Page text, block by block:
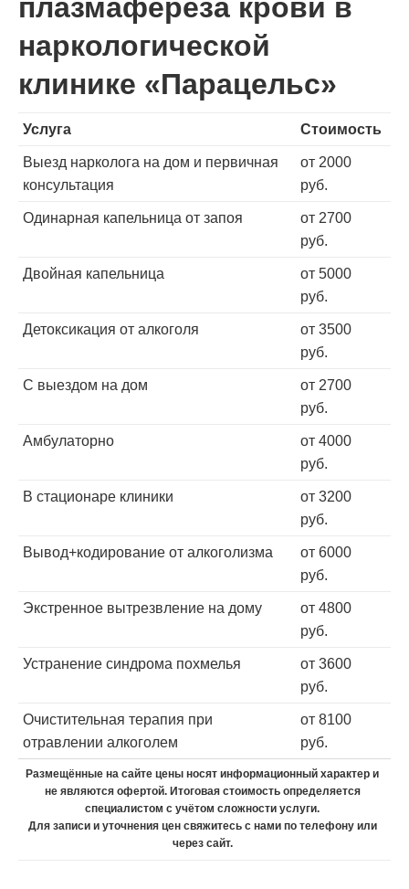
плазмафереза крови в
наркологической
клинике «Парацельс»
Услуга Стоимость
Выезд нарколога на дом и первичная
консультация
от 2000
руб.
Одинарная капельница от запоя
от 2700
руб.
Двойная капельница
от 5000
руб.
Детоксикация от алкоголя
от 3500
руб.
С выездом на дом
от 2700
руб.
Амбулаторно
от 4000
руб.
В стационаре клиники
от 3200
руб.
Вывод+кодирование от алкоголизма
от 6000
руб.
Экстренное вытрезвление на дому
от 4800
руб.
Устранение синдрома похмелья
от 3600
руб.
Очистительная терапия при
отравлении алкоголем
от 8100
руб.
Размещённые на сайте цены носят информационный характер и
не являются офертой. Итоговая стоимость определяется
специалистом с учётом сложности услуги.
Для записи и уточнения цен свяжитесь с нами по телефону или
через сайт.